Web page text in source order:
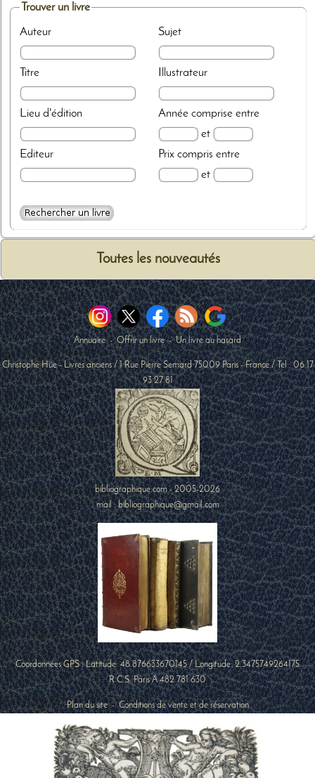
Trouver un livre
Auteur
Titre
Lieu d'édition
Editeur
Sujet
Illustrateur
Annéecomprise entre
et
Prixcompris entre
et
Toutes les nouveautés
Annuaire-Offrir un livre-Un livre au hasard
Christophe Hüe - Livres anciens /1 Rue Pierre Semard 75009 Paris-France / Tel :06 17
93 27 81
bibliographique.com - 2005-2026
mail : bibliographique@gmail.com
Coordonnées GPS : Latitude:48.876633670145/ Longitude:2.3475749264175
R.C.S. Paris A 482 781 630
Plan du site-Conditions de vente et de réservation